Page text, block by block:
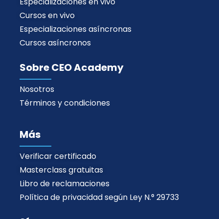
Cursos en vivo
Especializaciones asíncronas
Cursos asíncronos
Sobre CEO Academy
Nosotros
Términos y condiciones
Más
Verificar certificado
Masterclass gratuitas
Libro de reclamaciones
Política de privacidad según Ley N.° 29733